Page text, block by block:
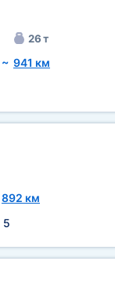
26 т
~ 941 км
892 км
5